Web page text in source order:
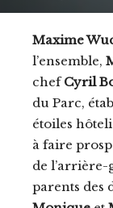
Maxime
l’ensemble,
chefCyril
du Parc,
étoiles
à faire
de
parents des